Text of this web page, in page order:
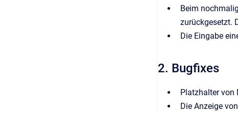
Beim
zurückgesetzt.
Die Eingabe
2. Bugfixes
Platzhalter von
Die Anzeige